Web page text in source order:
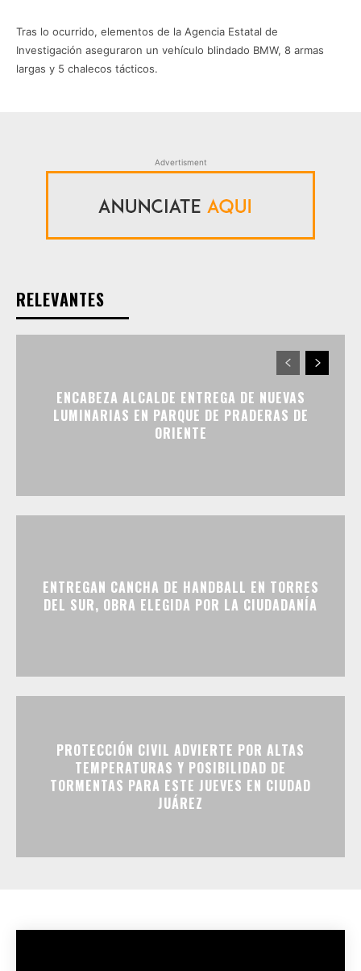
Tras lo ocurrido, elementos de la Agencia Estatal de
Investigación aseguraron un vehículo blindado BMW, 8 armas
largas y 5 chalecos tácticos.
Advertisment
RELEVANTES
ENCABEZA ALCALDE ENTREGA DE NUEVAS
LUMINARIAS EN PARQUE DE PRADERAS DE
ORIENTE
ENTREGAN CANCHA DE HANDBALL EN TORRES
DEL SUR, OBRA ELEGIDA POR LA CIUDADANÍA
PROTECCIÓN CIVIL ADVIERTE POR ALTAS
TEMPERATURAS Y POSIBILIDAD DE
TORMENTAS PARA ESTE JUEVES EN CIUDAD
JUÁREZ